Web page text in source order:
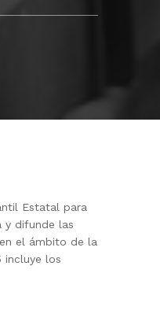
Estatal para
y difunde las
el ámbito de la
incluye los